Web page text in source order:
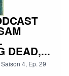
DEAD,...
Saison 4, Ep. 29